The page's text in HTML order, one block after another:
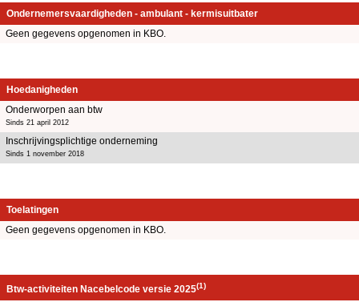
Ondernemersvaardigheden - ambulant - kermisuitbater
Geen gegevens opgenomen in KBO.
Hoedanigheden
Onderworpen aan btw
Sinds 21 april 2012
Inschrijvingsplichtige onderneming
Sinds 1 november 2018
Toelatingen
Geen gegevens opgenomen in KBO.
Btw-activiteiten Nacebelcode versie 2025(1)